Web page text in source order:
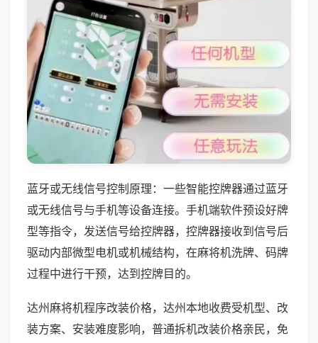
蓝牙或无线信号控制原理：一些智能控牌器通过蓝牙
或无线信号与手机等设备连接。手机端软件预设好牌
型等指令，发送信号给控牌器，控牌器接收到信号后
驱动内部微型电机或机械结构，在麻将机洗牌、码牌
过程中进行干预，达到控牌目的。
达州麻将机程序改装价格，达州本地收费受机型、改
装方案、安装难度影响，普通拆机改装价格亲民，免